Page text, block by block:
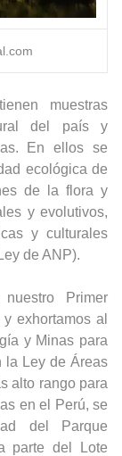
muestras
del país y
En ellos se
ecológica de
de la flora y
y evolutivos,
y culturales
de ANP).
Primer
exhortamos al
y Minas para
la Ley de Áreas
alto rango para
en el Perú, se
del Parque
parte del Lote